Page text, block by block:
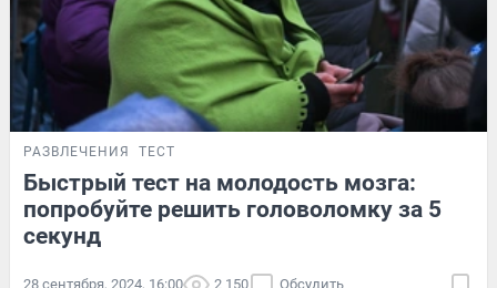
РАЗВЛЕЧЕНИЯ ТЕСТ
Быстрый тест на молодость мозга:
попробуйте решить головоломку за 5
секунд
28 сентября, 2024, 16:00 2 150 Обсудить